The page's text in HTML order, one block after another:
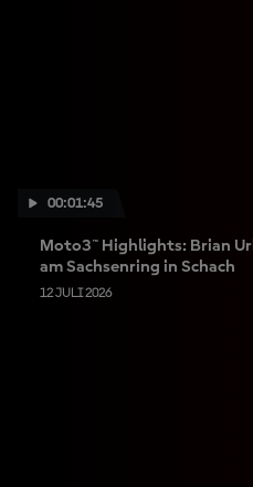
00:01:45
Moto3™ Highlights: Brian
am Sachsenring in Schach
12 JULI 2026